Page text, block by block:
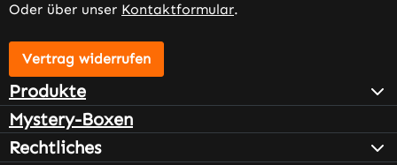
Oder über unser Kontaktformular.
Vertrag widerrufen
Produkte
Mystery-Boxen
Rechtliches